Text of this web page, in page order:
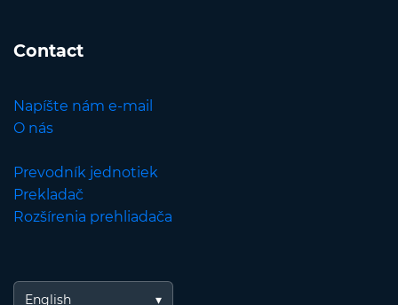
Contact
Napíšte nám e-mail
O nás
Prevodník jednotiek
Prekladač
Rozšírenia prehliadača
English